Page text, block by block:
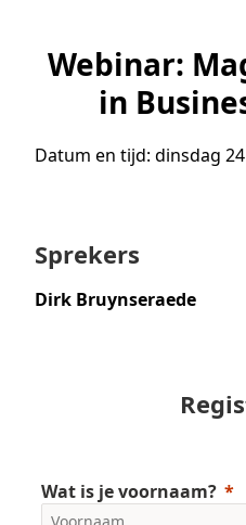
Webinar:
in
Datum en tijd: dinsdag
Sprekers
Dirk Bruynseraede
Wat is je voornaam?